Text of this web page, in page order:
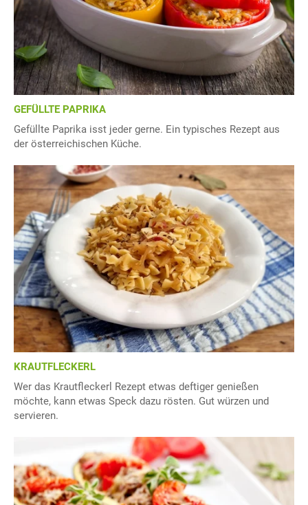
GEFÜLLTE PAPRIKA
Gefüllte Paprika isst jeder gerne. Ein typisches Rezept aus
der österreichischen Küche.
KRAUTFLECKERL
Wer das Krautfleckerl Rezept etwas deftiger genießen
möchte, kann etwas Speck dazu rösten. Gut würzen und
servieren.